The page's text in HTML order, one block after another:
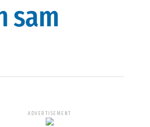
sam
ADVERTISEMENT